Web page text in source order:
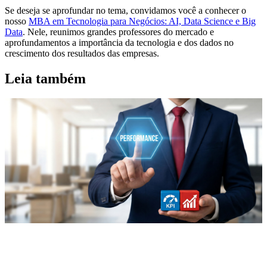
Se deseja se aprofundar no tema, convidamos você a conhecer o
nosso MBA em Tecnologia para Negócios: AI, Data Science e Big
Data. Nele, reunimos grandes professores do mercado e
aprofundamentos a importância da tecnologia e dos dados no
crescimento dos resultados das empresas.
Leia também